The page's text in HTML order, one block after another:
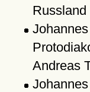
Russland
Andreas